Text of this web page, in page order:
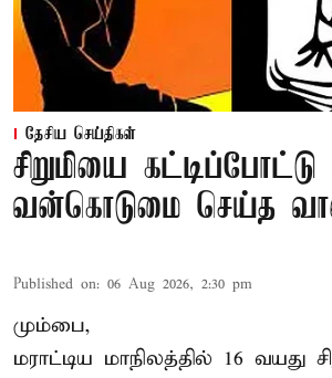
தேசிய செய்திகள்
சிறுமியை
வன்கொடுமை செய்த
Published on: 06 Aug 2026, 2:30 pm
மும்பை,
மராட்டிய மாநிலத்தில் 16 வயது